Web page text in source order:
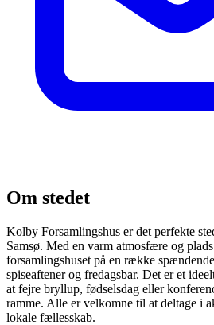
Om stedet
Kolby Forsamlingshus er det perfekte
Samsø. Med en varm atmosfære og
forsamlingshuset på en række
spiseaftener og fredagsbar. Det er et
at fejre bryllup, fødselsdag eller
ramme. Alle er velkomne til at deltage i
lokale fællesskab.